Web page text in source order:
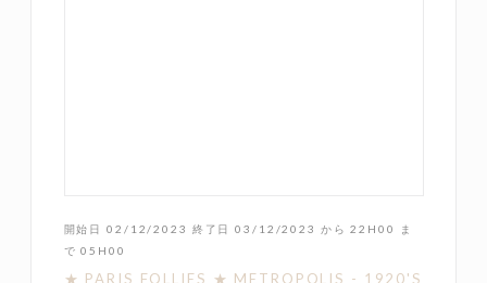
開始日 02/12/2023 終了日 03/12/2023 から 22H00 ま
で 05H00
★ PARIS FOLLIES ★ METROPOLIS - 1920'S